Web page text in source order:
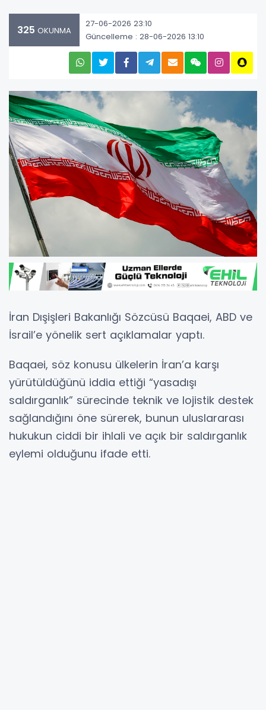
325 OKUNMA
27-06-2026 23:10
Güncelleme : 28-06-2026 13:10
İran Dışişleri Bakanlığı Sözcüsü Baqaei, ABD ve
İsrail’e yönelik sert açıklamalar yaptı.
Baqaei, söz konusu ülkelerin İran’a karşı
yürütüldüğünü iddia ettiği “yasadışı
saldırganlık” sürecinde teknik ve lojistik destek
sağlandığını öne sürerek, bunun uluslararası
hukukun ciddi bir ihlali ve açık bir saldırganlık
eylemi olduğunu ifade etti.